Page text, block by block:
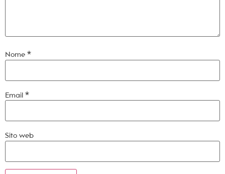
Nome *
Email *
Sito web